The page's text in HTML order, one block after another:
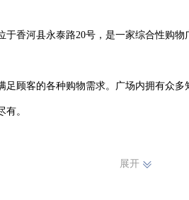
香河县永泰路20号，是一家综合性购物
足顾客的各种购物需求。广场内拥有众多
。
的购物体验。舒适的购物环境，宽敞明
展开